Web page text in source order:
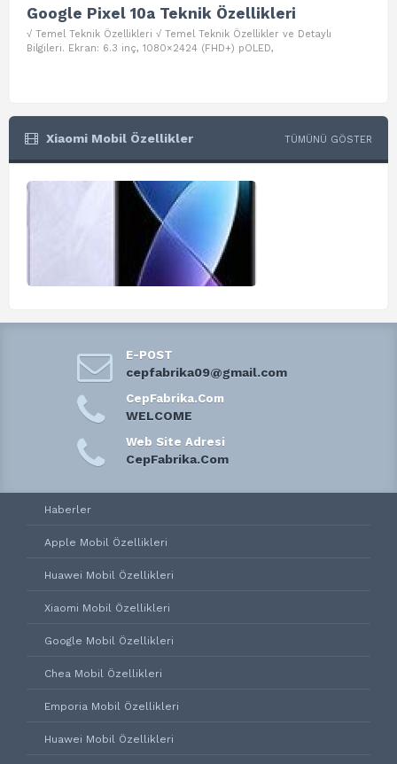
Google Pixel 10a Teknik Özellikleri
√ Temel Teknik Özellikleri √ Temel Teknik Özellikler ve Detaylı
Bilgileri. Ekran: 6.3 inç, 1080×2424 (FHD+) pOLED,
Xiaomi Mobil Özellikler TÜMÜNÜ GÖSTER
E-POST
cepfabrika09@gmail.com
CepFabrika.Com
WELCOME
Web Site Adresi
CepFabrika.Com
Haberler
Apple Mobil Özellikleri
Huawei Mobil Özellikleri
Xiaomi Mobil Özellikleri
Google Mobil Özellikleri
Chea Mobil Özellikleri
Emporia Mobil Özellikleri
Huawei Mobil Özellikleri